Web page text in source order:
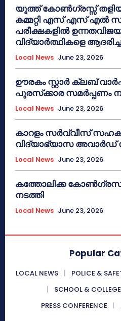
യൂത്ത് കോൺഗ്രസ്സ്
കമ്മറ്റി എസ് എസ് എൽ
പരീക്ഷകളിൽ
വിദ്യാർത്ഥികളെ
Local News June 23, 2026
ഊരകം സ്റ്റാർ ക്ലബ്
പുരസ്‌ക്കാര സമർപ്പണം
Local News June 23, 2026
കാറളം സർവ്വീസ്
വിദ്യാഭ്യാസ അവാർഡ്
Local News June 23, 2026
കത്തോലിക്ക
നടത്തി
Local News June 23, 2026
Popular
LOCAL NEWS POLICE &
SCHOOL & COLLEGE
PRESS CONFERENCE